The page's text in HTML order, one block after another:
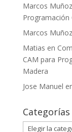
Marcos Muñoz
Programación
Marcos Muñoz
Matias en
CAM para
Madera
Jose Manuel
Categorías
Categorías